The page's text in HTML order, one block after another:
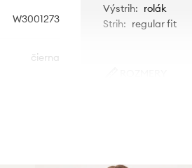
W3001273
čierna
Výstrih: rolák
Strih: regular fit